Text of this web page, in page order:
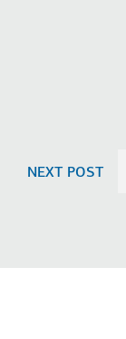
NEXT POST